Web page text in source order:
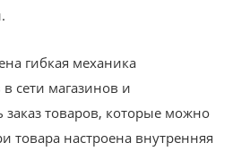
гибкая механика
сети магазинов и
товаров, которые можно
товара настроена внутренняя